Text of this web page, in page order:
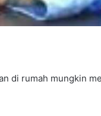
di rumah mungkin